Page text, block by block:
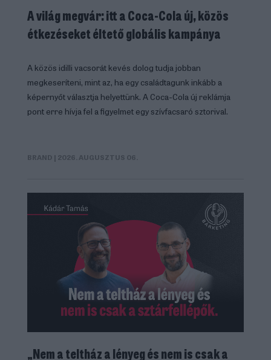
A világ megvár: itt a Coca-Cola új, közös
étkezéseket éltető globális kampánya
A közös idilli vacsorát kevés dolog tudja jobban
megkeseríteni, mint az, ha egy családtagunk inkább a
képernyőt választja helyettünk. A Coca-Cola új reklámja
pont erre hívja fel a figyelmet egy szívfacsaró sztorival.
BRAND | 2026. AUGUSZTUS 06.
„Nem a teltház a lényeg és nem is csak a